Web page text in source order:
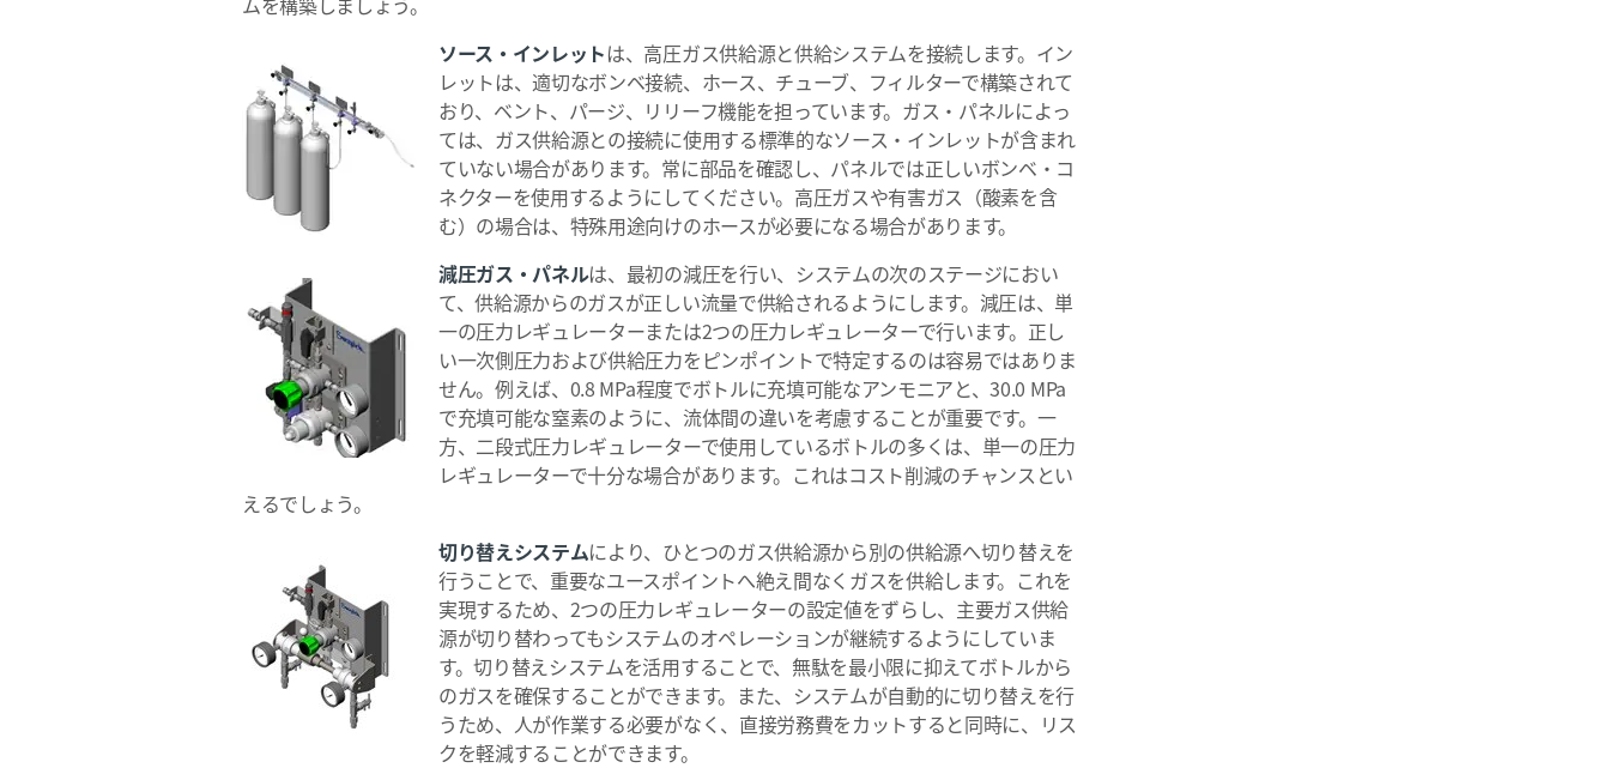
ソース・インレットは、高圧ガス供給源と供給システムを接続します。イン
レットは、適切なボンベ接続、ホース、チューブ、フィルターで構築されて
おり、ベント、パージ、リリーフ機能を担っています。ガス・パネルによっ
ては、ガス供給源との接続に使用する標準的なソース・インレットが含まれ
ていない場合があります。常に部品を確認し、パネルでは正しいボンベ・コ
ネクターを使用するようにしてください。高圧ガスや有害ガス（酸素を含
む）の場合は、特殊用途向けのホースが必要になる場合があります。
減圧ガス・パネルは、最初の減圧を行い、システムの次のステージにおい
て、供給源からのガスが正しい流量で供給されるようにします。減圧は、単
一の圧力レギュレーターまたは2つの圧力レギュレーターで行います。正し
い一次側圧力および供給圧力をピンポイントで特定するのは容易ではありま
せん。例えば、0.8 MPa程度でボトルに充填可能なアンモニアと、30.0 MPa
で充填可能な窒素のように、流体間の違いを考慮することが重要です。一
方、二段式圧力レギュレーターで使用しているボトルの多くは、単一の圧力
レギュレーターで十分な場合があります。これはコスト削減のチャンスとい
えるでしょう。
切り替えシステムにより、ひとつのガス供給源から別の供給源へ切り替えを
行うことで、重要なユースポイントへ絶え間なくガスを供給します。これを
実現するため、2つの圧力レギュレーターの設定値をずらし、主要ガス供給
源が切り替わってもシステムのオペレーションが継続するようにしていま
す。切り替えシステムを活用することで、無駄を最小限に抑えてボトルから
のガスを確保することができます。また、システムが自動的に切り替えを行
うため、人が作業する必要がなく、直接労務費をカットすると同時に、リス
クを軽減することができます。